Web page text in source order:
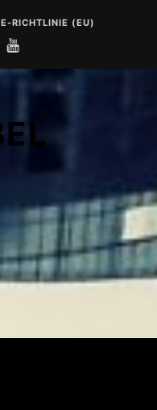
RICHTLINIE (EU)